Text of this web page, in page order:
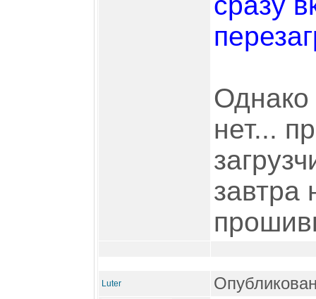
Однако
нет...
завтра
Luter